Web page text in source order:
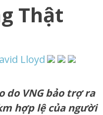
Thật
Lloyd
do VNG bảo trợ ra
hợp lệ của người